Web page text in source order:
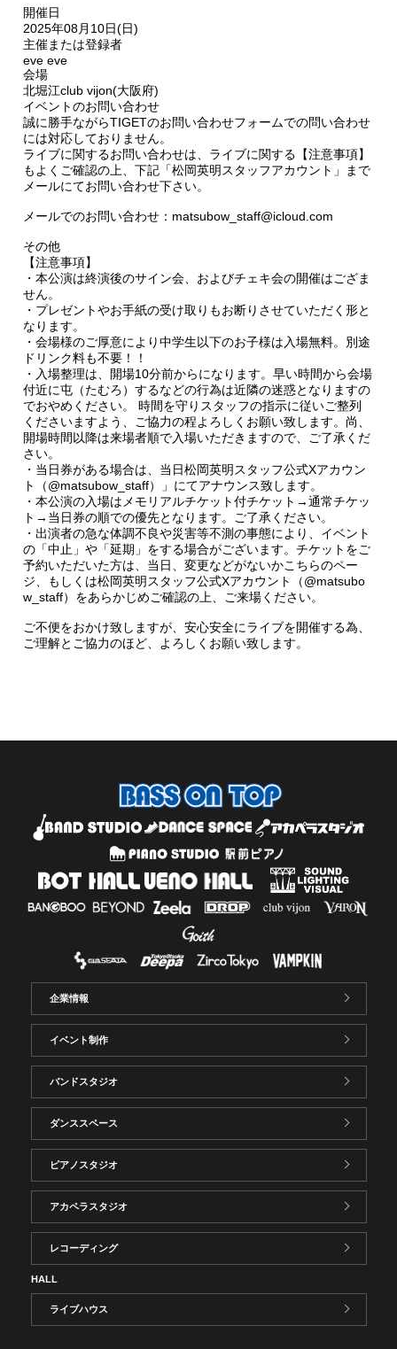
開催日
2025年08月10日(日)
主催または登録者
eve eve
会場
北堀江club vijon(大阪府)
イベントのお問い合わせ
誠に勝手ながらTIGETのお問い合わせフォームでの問い合わせ
には対応しておりません。
ライブに関するお問い合わせは、ライブに関する【注意事項】
もよくご確認の上、下記「松岡英明スタッフアカウント」まで
メールにてお問い合わせ下さい。
メールでのお問い合わせ：matsubow_staff@icloud.com
その他
【注意事項】
・本公演は終演後のサイン会、およびチェキ会の開催はござま
せん。
・プレゼントやお手紙の受け取りもお断りさせていただく形と
なります。
・会場様のご厚意により中学生以下のお子様は入場無料。別途
ドリンク料も不要！！
・入場整理は、開場10分前からになります。早い時間から会場
付近に屯（たむろ）するなどの行為は近隣の迷惑となりますの
でおやめください。 時間を守りスタッフの指示に従いご整列
くださいますよう、ご協力の程よろしくお願い致します。尚、
開場時間以降は来場者順で入場いただきますので、ご了承くだ
さい。
・当日券がある場合は、当日松岡英明スタッフ公式Xアカウン
ト（@matsubow_staff）」にてアナウンス致します。
・本公演の入場はメモリアルチケット付チケット→通常チケッ
ト→当日券の順での優先となります。ご了承ください。
・出演者の急な体調不良や災害等不測の事態により、イベント
の「中止」や「延期」をする場合がございます。チケットをご
予約いただいた方は、当日、変更などがないかこちらのペー
ジ、もしくは松岡英明スタッフ公式Xアカウント（@matsubo
w_staff）をあらかじめご確認の上、ご来場ください。
ご不便をおかけ致しますが、安心安全にライブを開催する為、
ご理解とご協力のほど、よろしくお願い致します。
企業情報
イベント制作
バンドスタジオ
ダンススペース
ピアノスタジオ
アカペラスタジオ
レコーディング
HALL
ライブハウス